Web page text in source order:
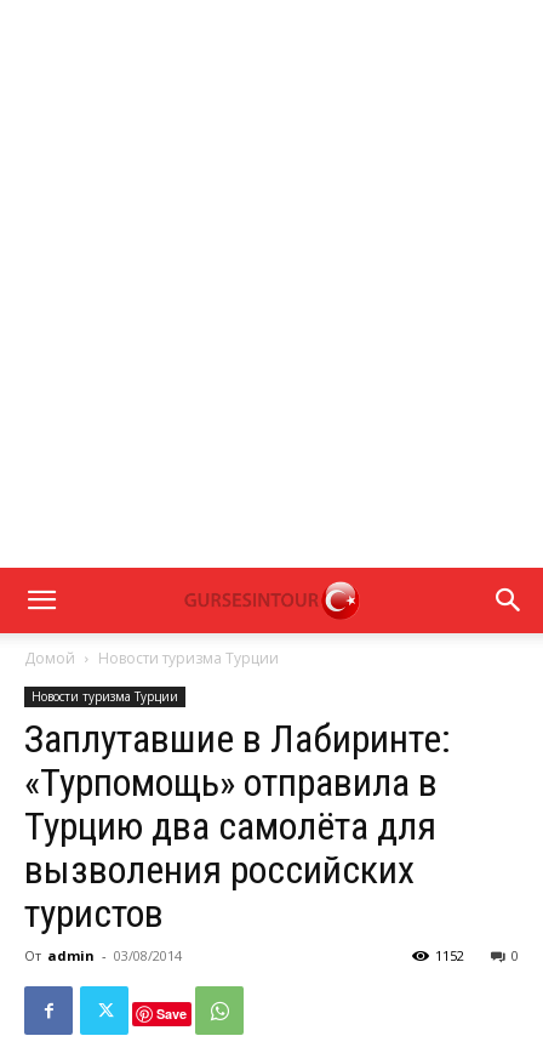
Домой Новости туризма Турции
Новости туризма Турции
Заплутавшие в Лабиринте:
«Турпомощь» отправила в
Турцию два самолёта для
вызволения российских
туристов
От admin - 03/08/2014 0
1152
Save